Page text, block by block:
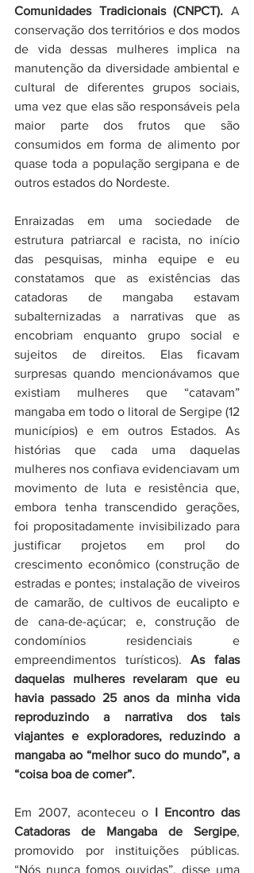
Comunidades Tradicionais (CNPCT). A
conservação dos territórios e dos modos
de vida dessas mulheres implica na
manutenção da diversidade ambiental e
cultural de diferentes grupos sociais,
uma vez que elas são responsáveis pela
maior parte dos frutos que são
consumidos em forma de alimento por
quase toda a população sergipana e de
outros estados do Nordeste.
Enraizadas em uma sociedade de
estrutura patriarcal e racista, no início
das pesquisas, minha equipe e eu
constatamos que as existências das
catadoras de mangaba estavam
subalternizadas a narrativas que as
encobriam enquanto grupo social e
sujeitos de direitos. Elas ficavam
surpresas quando mencionávamos que
existiam mulheres que “catavam”
mangaba em todo o litoral de Sergipe (12
municípios) e em outros Estados. As
histórias que cada uma daquelas
mulheres nos confiava evidenciavam um
movimento de luta e resistência que,
embora tenha transcendido gerações,
foi propositadamente invisibilizado para
justificar projetos em prol do
crescimento econômico (construção de
estradas e pontes; instalação de viveiros
de camarão, de cultivos de eucalipto e
de cana-de-açúcar; e, construção de
condomínios residenciais e
empreendimentos turísticos). As falas
daquelas mulheres revelaram que eu
havia passado 25 anos da minha vida
reproduzindo a narrativa dos tais
viajantes e exploradores, reduzindo a
mangaba ao “melhor suco do mundo”, a
“coisa boa de comer”.
Em 2007, aconteceu o I Encontro das
Catadoras de Mangaba de Sergipe,
promovido por instituições públicas.
“Nós nunca fomos ouvidas”, disse uma